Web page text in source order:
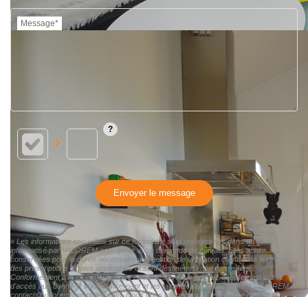
Message*
Envoyer le message
« Les informations recueillies sur ce formulaire sont enregistrées dans un fichier
informatisé par VALOREM pour gérer votre demande de contact. Elles sont
conservées pour la durée nécessaire à la gestion de la relation client dans le respect
des prescriptions légales applicables et sont destinées à nos conseillers
Conformément à la loi « informatique et libertés », vous pouvez exercer votre droit
d'accès aux données vous concernant et les faire rectifier en contactant VALOREM
contact@valorem-immobilier.com. Nous vous informons de l'existence de la liste